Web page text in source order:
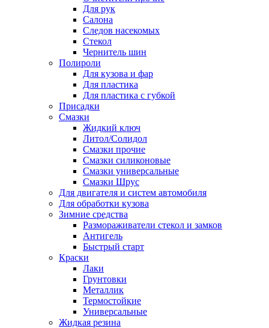
Для рук
Салона
Следов насекомых
Стекол
Чернитель шин
Полироли
Для кузова и фар
Для пластика
Для пластика с губкой
Присадки
Смазки
Жидкий ключ
Литол/Солидол
Смазки прочие
Смазки силиконовые
Смазки универсальные
Смазки Шрус
Для двигателя и систем автомобиля
Для обработки кузова
Зимние средства
Размораживатели стекол и замков
Антигель
Быстрый старт
Краски
Лаки
Грунтовки
Металлик
Термостойкие
Универсальные
Жидкая резина